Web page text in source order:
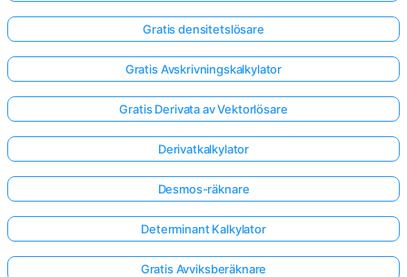
Gratis densitetslösare
Gratis Avskrivningskalkylator
Gratis Derivata av Vektorlösare
Derivatkalkylator
Desmos-räknare
Determinant Kalkylator
Gratis Avviksberäknare